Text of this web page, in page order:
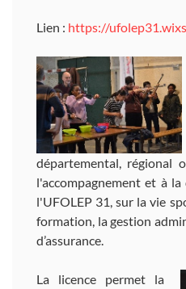
Lien : https://
départemental, régional
l'accompagnement et à
l'UFOLEP 31, sur la vie
formation, la gestion
d’assurance.
La licence permet la